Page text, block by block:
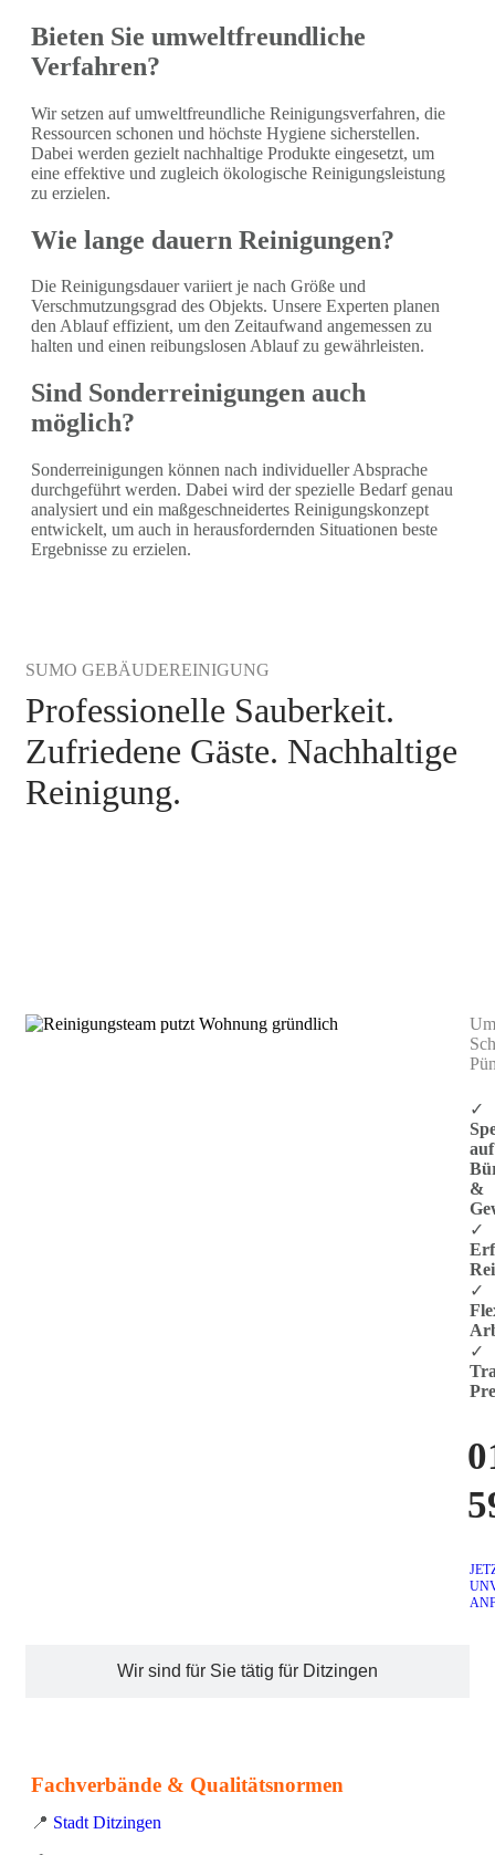
Bieten Sie umweltfreundliche
Verfahren?
Wir setzen auf umweltfreundliche Reinigungsverfahren, die
Ressourcen schonen und höchste Hygiene sicherstellen.
Dabei werden gezielt nachhaltige Produkte eingesetzt, um
eine effektive und zugleich ökologische Reinigungsleistung
zu erzielen.
Wie lange dauern Reinigungen?
Die Reinigungsdauer variiert je nach Größe und
Verschmutzungsgrad des Objekts. Unsere Experten planen
den Ablauf effizient, um den Zeitaufwand angemessen zu
halten und einen reibungslosen Ablauf zu gewährleisten.
Sind Sonderreinigungen auch
möglich?
Sonderreinigungen können nach individueller Absprache
durchgeführt werden. Dabei wird der spezielle Bedarf genau
analysiert und ein maßgeschneidertes Reinigungskonzept
entwickelt, um auch in herausfordernden Situationen beste
Ergebnisse zu erzielen.
SUMO GEBÄUDEREINIGUNG
Professionelle Sauberkeit.
Zufriedene Gäste. Nachhaltige
Reinigung.
Wir sind für Sie tätig für Ditzingen
✓
auf
&
✓
✓
✓
Fachverbände & Qualitätsnormen
📍 Stadt Ditzingen